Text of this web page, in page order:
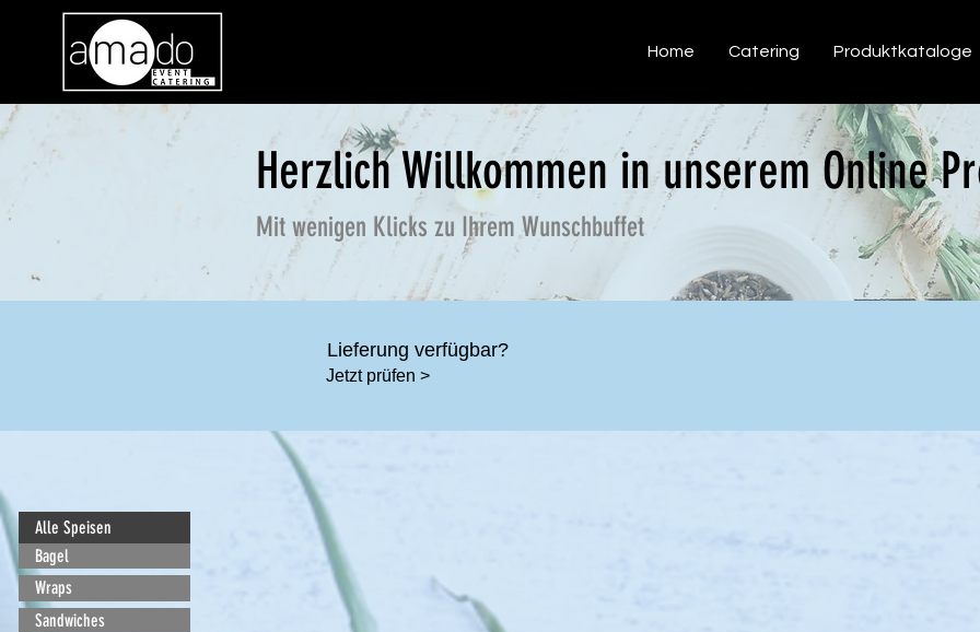
Home Catering Produktkataloge
Herzlich Willkommen in unserem Online
Mit wenigen Klicks zu Ihrem Wunschbuffet
Lieferung verfügbar?
Jetzt prüfen >
Alle Speisen
Bagel
Wraps
Sandwiches